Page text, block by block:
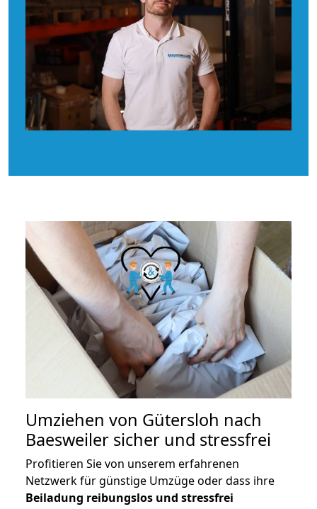
Umziehen von Gütersloh nach
Baesweiler sicher und stressfrei
Profitieren Sie von unserem erfahrenen
Netzwerk für günstige Umzüge oder dass ihre
Beiladung reibungslos und stressfrei